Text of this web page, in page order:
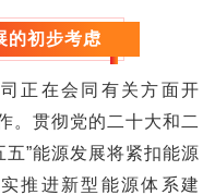
的初步考虑
正在会同有关方面开
。贯彻党的二十大和二
”能源发展将紧扣能源
推进新型能源体系建